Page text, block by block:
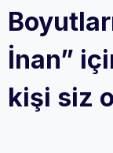
İnan”
kişi siz